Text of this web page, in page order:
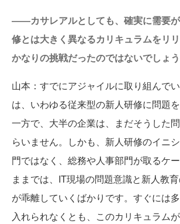
――カサレアルとしても、確実に需要
修とは大きく異なるカリキュラムをリリ
かなりの挑戦だったのではないでしょう
山本 ：すでにアジャイルに取り組んで
は、いわゆる従来型の新人研修に問題を
一方で、大半の企業は、まだそうした
らいません。しかも、新人研修のイニ
門ではなく、総務や人事部門が取るケ
ままでは、IT現場の問題意識と新人教
が乖離していくばかりです。すぐには
入れられなくとも、このカリキュラム